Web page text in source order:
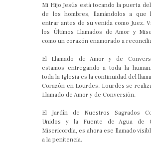
Mi Hijo Jesús está tocando la puerta
de los hombres, llamándolos a que
entrar antes de su venida como Juez.
los Últimos Llamados de Amor y
como un corazón enamorado a
El Llamado de Amor y de
estamos entregando a toda la
toda la Iglesia es la continuidad del
Corazón en Lourdes. Lourdes se
Llamado de Amor y de Conversión.
El Jardín de Nuestros Sagrados
Unidos y la Fuente de Agua de
Misericordia, es ahora ese llamado
a la penitencia.